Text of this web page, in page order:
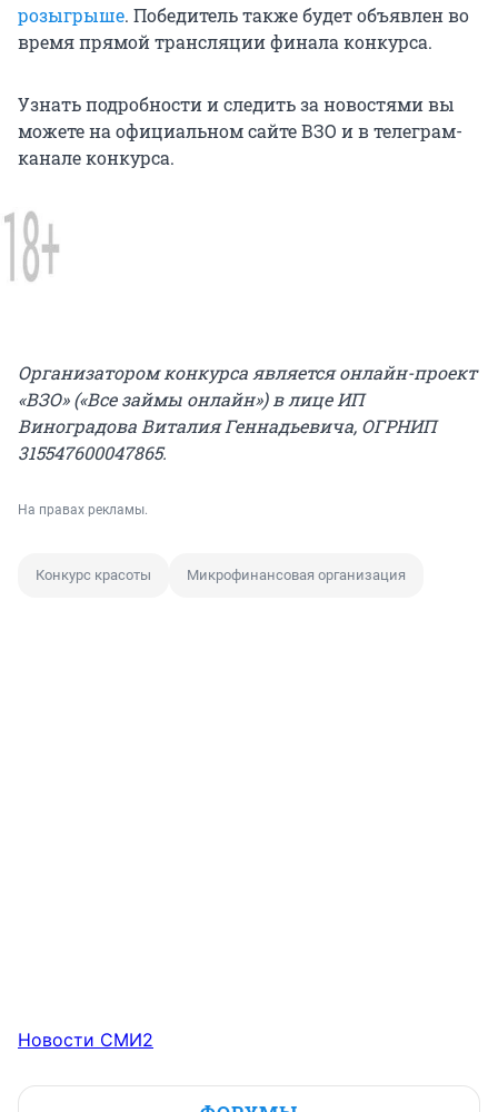
розыгрыше. Победитель также будет объявлен во
время прямой трансляции финала конкурса.
Узнать подробности и следить за новостями вы
можете на официальном сайте ВЗО и в телеграм-
канале конкурса.
Организатором конкурса является онлайн-проект
«ВЗО» («Все займы онлайн») в лице ИП
Виноградова Виталия Геннадьевича, ОГРНИП
315547600047865.
На правах рекламы.
Конкурс красоты Микрофинансовая организация
Новости СМИ2